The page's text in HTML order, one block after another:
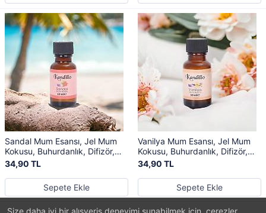
Size daha iyi bir alışveriş deneyimi sunabilmek için, çerezler
Sandal Mum Esansı, Jel Mum
Kokusu, Buhurdanlık, Difizör,
Kurutma Topu Kokusu
34,90 TL
Sepete Ekle
Vanilya Mum Esansı, Jel Mum
Kokusu, Buhurdanlık, Difizör,
Kurutma Topu Kokusu
34,90 TL
Sepete Ekle